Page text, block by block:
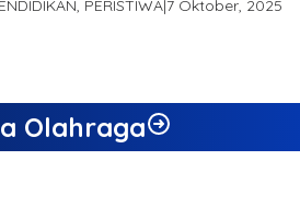
PERISTIWA|7 Oktober, 2025
Olahraga